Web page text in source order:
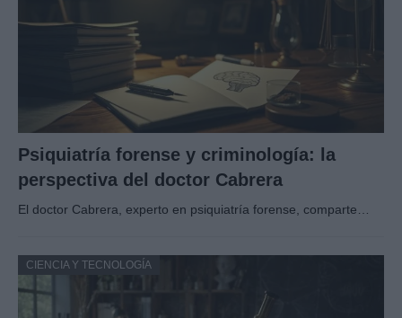
Psiquiatría forense y criminología: la
perspectiva del doctor Cabrera
El doctor Cabrera, experto en psiquiatría forense, comparte…
CIENCIA Y TECNOLOGÍA